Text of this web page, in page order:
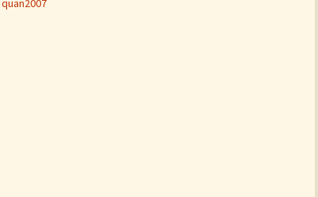
quan2007